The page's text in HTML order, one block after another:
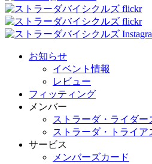
お知らせ
イベント情報
レビュー
フィッティング
メンバー
ストラーダ・ライダー
ストラーダ・トライア
サービス
メンバーズカード